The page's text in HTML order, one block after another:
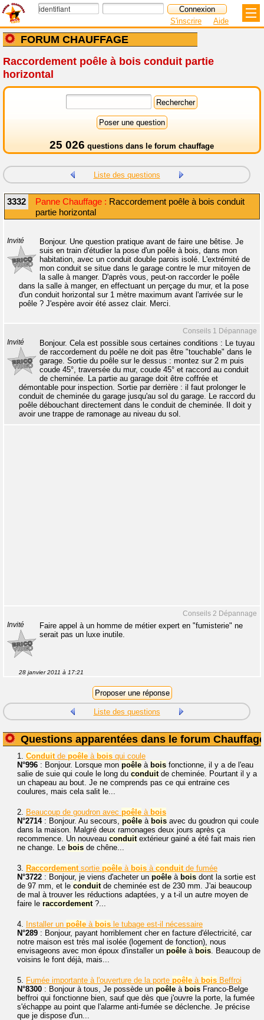
FORUM CHAUFFAGE
S'inscrire Aide
Raccordement poêle à bois conduit partie
horizontal
25 026 questions dans le forum chauffage
Liste des questions
3332 Panne Chauffage : Raccordement poêle à bois conduit
partie horizontal
Invité
Bonjour. Une question pratique avant de faire une bêtise. Je
suis en train d'étudier la pose d'un poêle à bois, dans mon
habitation, avec un conduit double parois isolé. L'extrémité de
mon conduit se situe dans le garage contre le mur mitoyen de
la salle à manger. D'après vous, peut-on raccorder le poêle
dans la salle à manger, en effectuant un perçage du mur, et la pose
d'un conduit horizontal sur 1 mètre maximum avant l'arrivée sur le
poêle ? J'espère avoir été assez clair. Merci.
Conseils 1 Dépannage
Invité
Bonjour. Cela est possible sous certaines conditions : Le tuyau
de raccordement du poêle ne doit pas être "touchable" dans le
garage. Sortie du poêle sur le dessus : montez sur 2 m puis
coude 45°, traversée du mur, coude 45° et raccord au conduit
de cheminée. La partie au garage doit être coffrée et
démontable pour inspection. Sortie par derrière : il faut prolonger le
conduit de cheminée du garage jusqu'au sol du garage. Le raccord du
poêle débouchant directement dans le conduit de cheminée. Il doit y
avoir une trappe de ramonage au niveau du sol.
Conseils 2 Dépannage
Invité
Faire appel à un homme de métier expert en "fumisterie" ne
serait pas un luxe inutile.
28 janvier 2011 à 17:21
Liste des questions
Questions apparentées dans le forum
1. Conduitde poêle à bois qui coule
N°996 : Bonjour. Lorsque mon poêle à bois fonctionne, il y a de l'eau
salie de suie qui coule le long du conduitde cheminée. Pourtant il y a
un chapeau au bout. Je ne comprends pas ce qui entraine ces
coulures, mais cela salit le...
2. Beaucoup de goudron avec poêle à bois
N°2714: Bonjour. Au secours, poêle à bois avec du goudron qui coule
dans la maison. Malgré deux ramonages deux jours après ça
recommence. Un nouveau conduitextérieur gainé a été fait mais rien
ne change. Le bois de chêne...
3. Raccordementsortie poêle à bois à conduitde fumée
N°3722 : Bonjour, je viens d'acheter un poêle à bois dont la sortie est
de 97 mm, et le conduitde cheminée est de 230 mm. J'ai beaucoup
de mal à trouver les réductions adaptées, y a t-il un autre moyen de
faire le raccordement?...
4. Installer un poêle à bois le tubage est-il nécessaire
N°289 : Bonjour, payant horriblement cher en facture d'électricité, car
notre maison est très mal isolée (logement de fonction), nous
envisageons avec mon époux d'installer un poêle à bois. Beaucoup de
voisins le font déjà, mais...
5. Fumée importante à l'ouverture de la porte poêle à bois Beffroi
N°8300 : Bonjour à tous, Je possède un poêle à bois Franco-Belge
beffroi qui fonctionne bien, sauf que dès que j'ouvre la porte, la fumée
s'échappe au point que l'alarme anti-fumée se déclenche. Je précise
que je dispose d'un...